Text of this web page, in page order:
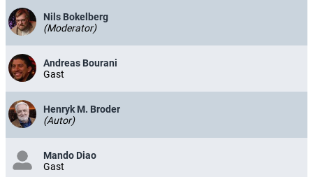
Nils Bokelberg
(Moderator)
Andreas Bourani
Gast
Henryk M. Broder
(Autor)
Mando Diao
Gast